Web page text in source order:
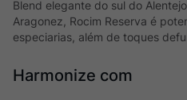
Blend elegante do sul do
Aragonez, Rocim Reserva é
especiarias, além de toques
Harmonize com